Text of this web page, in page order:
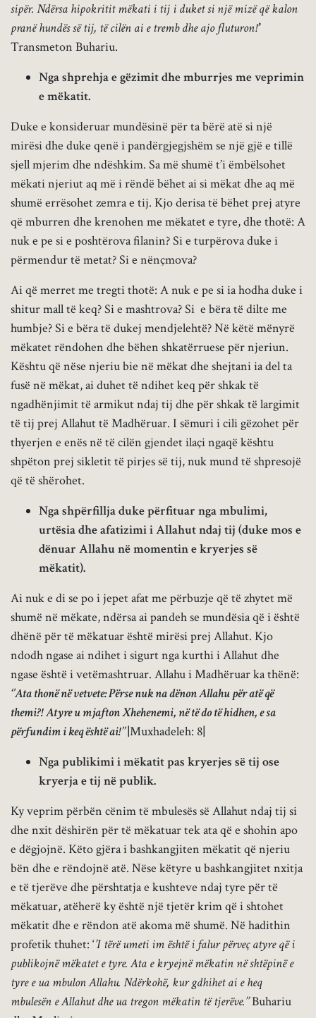
sipër. Ndërsa hipokritit mëkati i tij i duket si një mizë që kalon
pranë hundës së tij, të cilën ai e tremb dhe ajo fluturon!’’
Transmeton Buhariu.
Nga shprehja e gëzimit dhe mburrjes me veprimin
e mëkatit.
Duke e konsideruar mundësinë për ta bërë atë si një
mirësi dhe duke qenë i pandërgjegjshëm se një gjë e tillë
sjell mjerim dhe ndëshkim. Sa më shumë t’i ëmbëlsohet
mëkati njeriut aq më i rëndë bëhet ai si mëkat dhe aq më
shumë errësohet zemra e tij. Kjo derisa të bëhet prej atyre
që mburren dhe krenohen me mëkatet e tyre, dhe thotë: A
nuk e pe si e poshtërova filanin? Si e turpërova duke i
përmendur të metat? Si e nënçmova?
Ai që merret me tregti thotë: A nuk e pe si ia hodha duke i
shitur mall të keq? Si e mashtrova? Si e bëra të dilte me
humbje? Si e bëra të dukej mendjelehtë? Në këtë mënyrë
mëkatet rëndohen dhe bëhen shkatërruese për njeriun.
Kështu që nëse njeriu bie në mëkat dhe shejtani ia del ta
fusë në mëkat, ai duhet të ndihet keq për shkak të
ngadhënjimit të armikut ndaj tij dhe për shkak të largimit
të tij prej Allahut të Madhëruar. I sëmuri i cili gëzohet për
thyerjen e enës në të cilën gjendet ilaçi ngaqë kështu
shpëton prej sikletit të pirjes së tij, nuk mund të shpresojë
që të shërohet.
Nga shpërfillja duke përfituar nga mbulimi,
urtësia dhe afatizimi i Allahut ndaj tij (duke mos e
dënuar Allahu në momentin e kryerjes së
mëkatit).
Ai nuk e di se po i jepet afat me përbuzje që të zhytet më
shumë në mëkate, ndërsa ai pandeh se mundësia që i është
dhënë për të mëkatuar është mirësi prej Allahut. Kjo
ndodh ngase ai ndihet i sigurt nga kurthi i Allahut dhe
ngase është i vetëmashtruar. Allahu i Madhëruar ka thënë:
‘’Ata thonë në vetvete: Përse nuk na dënon Allahu për atë që
themi?! Atyre u mjafton Xhehenemi, në të do të hidhen, e sa
përfundim i keq është ai!’’|Muxhadeleh: 8|
Nga publikimi i mëkatit pas kryerjes së tij ose
kryerja e tij në publik.
Ky veprim përbën cënim të mbulesës së Allahut ndaj tij si
dhe nxit dëshirën për të mëkatuar tek ata që e shohin apo
e dëgjojnë. Këto gjëra i bashkangjiten mëkatit që njeriu
bën dhe e rëndojnë atë. Nëse këtyre u bashkangjitet nxitja
e të tjerëve dhe përshtatja e kushteve ndaj tyre për të
mëkatuar, atëherë ky është një tjetër krim që i shtohet
mëkatit dhe e rëndon atë akoma më shumë. Në hadithin
profetik thuhet: ‘’I tërë umeti im është i falur përveç atyre që i
publikojnë mëkatet e tyre. Ata e kryejnë mëkatin në shtëpinë e
tyre e ua mbulon Allahu. Ndërkohë, kur gdhihet ai e heq
mbulesën e Allahut dhe ua tregon mëkatin të tjerëve.’’Buhariu